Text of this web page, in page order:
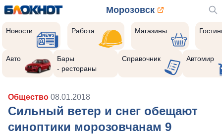
Морозовск
Новости Работа Магазины
Авто
Бары
- рестораны
Справочник Автомир
Общество 08.01.2018
Сильный ветер и снег обещают
синоптики морозовчанам 9